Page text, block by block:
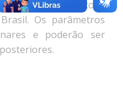
na Bahia e em toda
Os parâmetros
e poderão ser